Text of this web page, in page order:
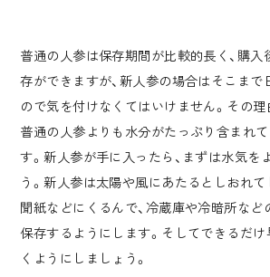
普通の人参は保存期間が比較的長く、購
存ができますが、新人参の場合はそこまで
ので気を付けなくてはいけません。その理
普通の人参よりも水分がたっぷり含まれ
す。新人参が手に入ったら、まずは水気を
う。新人参は太陽や風にあたるとしおれて
聞紙などにくるんで、冷蔵庫や冷暗所など
保存するようにします。そしてできるだ
くようにしましょう。